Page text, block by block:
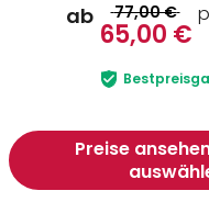
ab 77,00 €
65,00 €
Preise